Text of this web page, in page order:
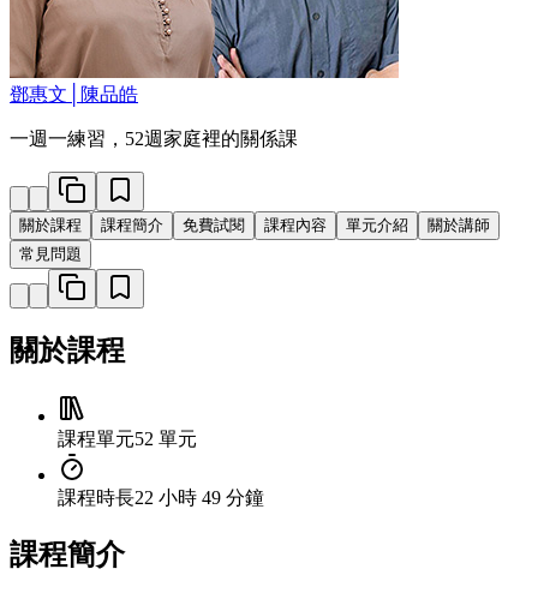
鄧惠文│陳品皓
一週一練習，52週家庭裡的關係課
關於課程 課程簡介 免費試閱 課程內容 單元介紹
關於講師
常見問題
關於課程
課程單元52 單元
課程時長22 小時 49 分鐘
課程簡介